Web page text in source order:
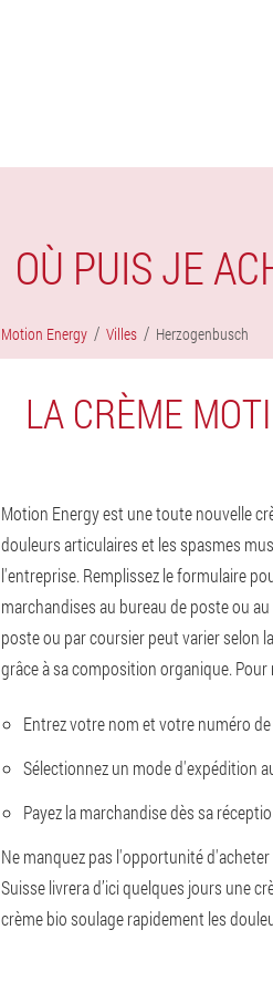
OÙ PUIS JE
Motion Energy Villes Herzogenbusch
LA CRÈME
Motion Energy est une toute nouvelle
douleurs articulaires et les spasmes
l'entreprise. Remplissez le formulaire
marchandises au bureau de poste ou
poste ou par coursier peut varier selon
grâce à sa composition organique.
Entrez votre nom et votre numéro
Sélectionnez un mode d'expédition
Payez la marchandise dès sa
Ne manquez pas l'opportunité
Suisse livrera d’ici quelques jours une
crème bio soulage rapidement les